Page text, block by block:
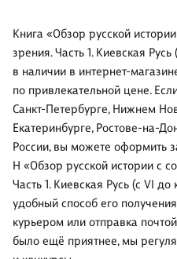
Книга «Обзор русской
зрения. Часть 1. Киевская
в наличии в интернет-
по привлекательной цене.
Санкт-Петербурге, Нижнем
Екатеринбурге, Ростове-на-
России, вы можете оформить
Н «Обзор русской истории с
Часть 1. Киевская Русь (с VI
удобный способ его
курьером или отправка
было ещё приятнее, мы